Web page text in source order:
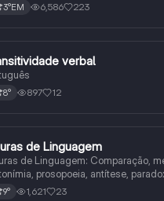
3°EM 6,586 223
verbal
8° 897 12
de Linguagem
de Linguagem: Comparação,
prosopoeia, antítese,
hipérbole e onomatopeia
9° 1,621 23